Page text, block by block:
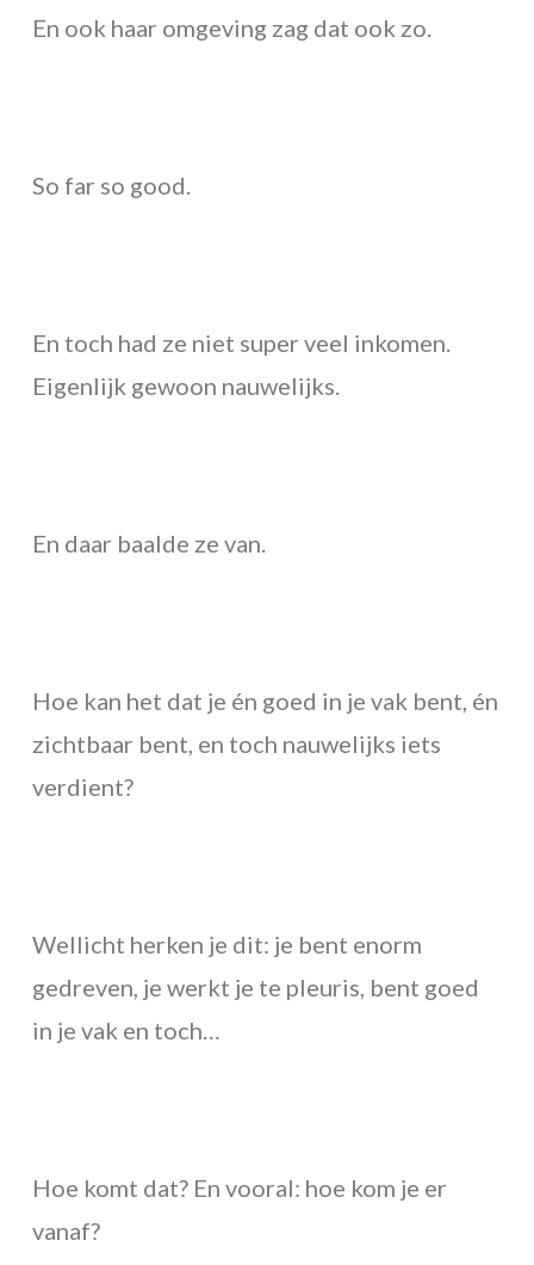
En ook haar omgeving zag dat ook zo.
So far so good.
En toch had ze niet super veel inkomen.
Eigenlijk gewoon nauwelijks.
En daar baalde ze van.
Hoe kan het dat je én goed in je vak bent, én
zichtbaar bent, en toch nauwelijks iets
verdient?
Wellicht herken je dit: je bent enorm
gedreven, je werkt je te pleuris, bent goed
in je vak en toch…
Hoe komt dat? En vooral: hoe kom je er
vanaf?